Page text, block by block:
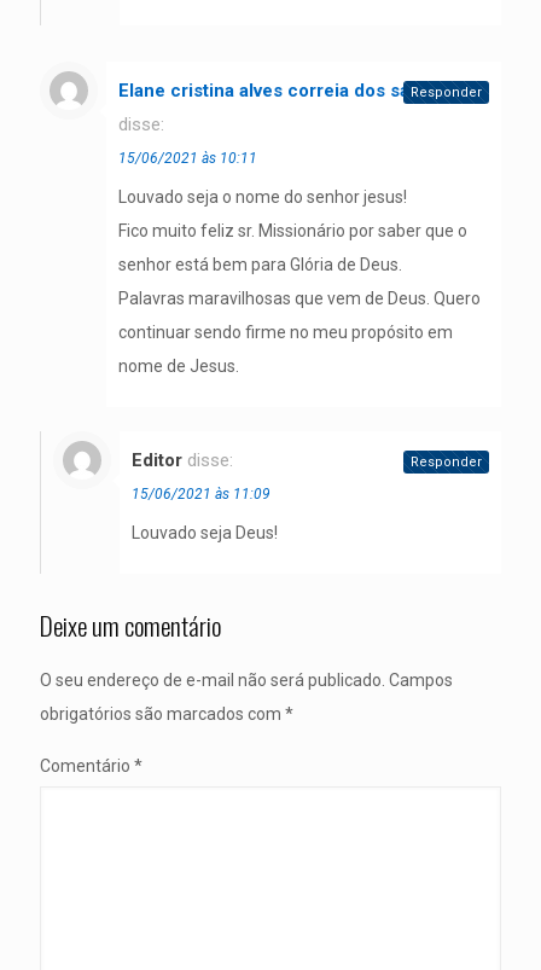
Elane cristina alves correia dos santos
disse:
15/06/2021 às 10:11
Louvado seja o nome do senhor jesus!
Fico muito feliz sr. Missionário por saber que o
senhor está bem para Glória de Deus.
Palavras maravilhosas que vem de Deus. Quero
continuar sendo firme no meu propósito em
nome de Jesus.
Responder
Editor disse:
15/06/2021 às 11:09
Louvado seja Deus!
Responder
Deixe um comentário
O seu endereço de e-mail não será publicado. Campos
obrigatórios são marcados com *
Comentário *